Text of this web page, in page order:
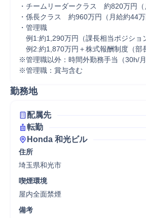
・チームリーダークラス　約820万円（
・係長クラス　約960万円（月給約44万
・管理職
例1:約1,290万円（課長相当ポジショ
例2:約1,870万円＋株式報酬制度（部
※管理職以外：時間外勤務手当（30h/
※管理職：賞与含む
勤務地
配属先
転勤
Honda 和光ビル
住所
埼玉県和光市
喫煙環境
屋内全面禁煙
備考